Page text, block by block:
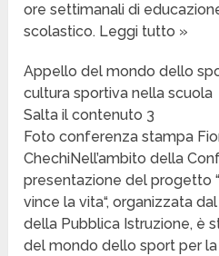
ore settimanali di
scolastico. Leggi tutto »
Appello del mondo dello
cultura sportiva nella scuola
Salta il contenuto 3
Foto conferenza stampa
ChechiNell’ambito della
presentazione del progetto
vince la vita“, organizzata
della Pubblica Istruzione, è
del mondo dello sport per